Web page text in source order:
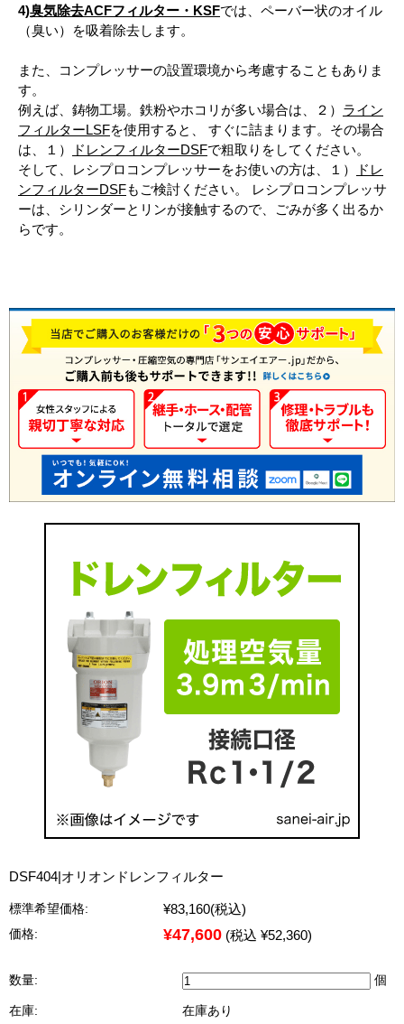
4)臭気除去ACFフィルター・KSFでは、ペーバー状のオイル
（臭い）を吸着除去します。
また、コンプレッサーの設置環境から考慮することもありま
す。
例えば、鋳物工場。鉄粉やホコリが多い場合は、２） ライン
フィルターLSFを使用すると、 すぐに詰まります。その場合
は、１）
ドレンフィルターDSFで粗取りをしてください。
そして、レシプロコンプレッサーをお使いの方は、１）
ドレ
ンフィルターDSFもご検討ください。 レシプロコンプレッサ
ーは、シリンダーとリンが接触するので、ごみが多く出るか
らです。
DSF404|オリオンドレンフィルター
標準希望価格: ¥83,160(税込)
価格: ¥47,600 (税込 ¥52,360)
数量: 個
在庫: 在庫あり